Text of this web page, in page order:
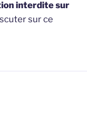
interdite sur
sur ce